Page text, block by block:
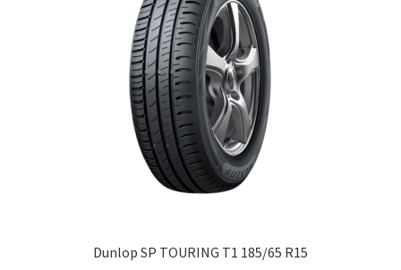
Dunlop SP TOURING T1 185/65 R15